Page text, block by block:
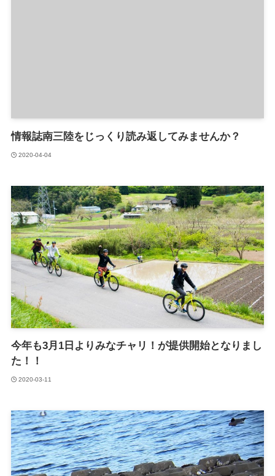
情報誌南三陸をじっくり読み返してみませんか？
2020-04-04
今年も3月1日よりみなチャリ！が提供開始となりまし
た！！
2020-03-11